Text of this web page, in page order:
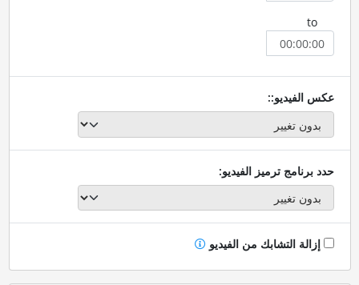
to
عكس الفيديو::
حدد برنامج ترميز الفيديو:
إزالة التشابك من الفيديو